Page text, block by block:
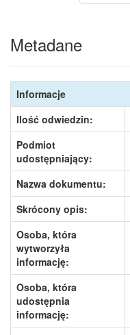
Metadane
Informacje
Ilość odwiedzin:
Podmiot
udostępniający:
Nazwa dokumentu:
Skrócony opis:
Osoba, która
wytworzyła
informację:
Osoba, która
udostępnia
informację: